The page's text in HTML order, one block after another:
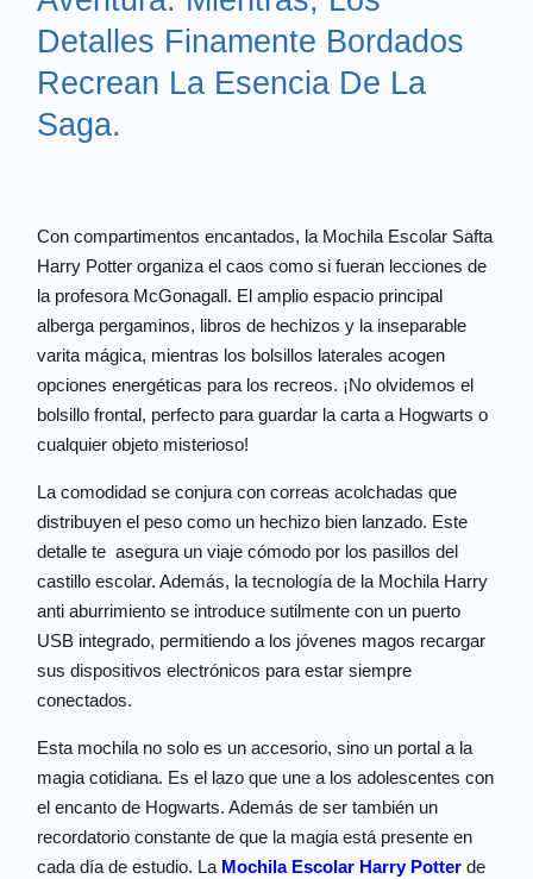
Detalles Finamente Bordados
Recrean La Esencia De La
Saga.
Con compartimentos encantados, la Mochila Escolar Safta
Harry Potter organiza el caos como si fueran lecciones de
la profesora McGonagall. El amplio espacio principal
alberga pergaminos, libros de hechizos y la inseparable
varita mágica, mientras los bolsillos laterales acogen
opciones energéticas para los recreos. ¡No olvidemos el
bolsillo frontal, perfecto para guardar la carta a Hogwarts o
cualquier objeto misterioso!
La comodidad se conjura con correas acolchadas que
distribuyen el peso como un hechizo bien lanzado. Este
detalle te asegura un viaje cómodo por los pasillos del
castillo escolar. Además, la tecnología de la Mochila Harry
anti aburrimiento se introduce sutilmente con un puerto
USB integrado, permitiendo a los jóvenes magos recargar
sus dispositivos electrónicos para estar siempre
conectados.
Esta mochila no solo es un accesorio, sino un portal a la
magia cotidiana. Es el lazo que une a los adolescentes con
el encanto de Hogwarts. Además de ser también un
recordatorio constante de que la magia está presente en
cada día de estudio. La Mochila Escolar Harry Potterde